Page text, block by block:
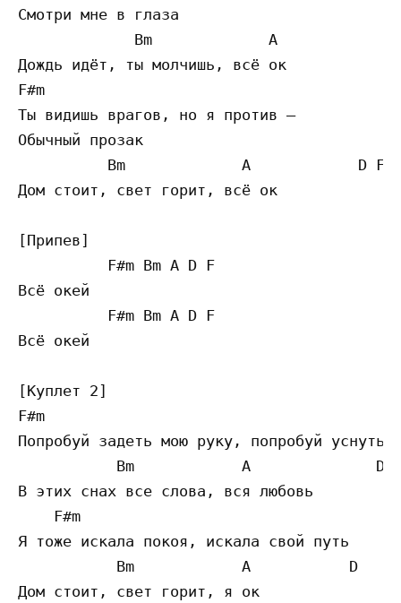
Смотри мне в глаза
Bm             A
Дождь идёт, ты молчишь, всё ок
F#m
Ты видишь врагов, но я против —
Обычный прозак
          Bm             A            D F
Дом стоит, свет горит, всё ок
[Припев]
          F#m Bm A D F
Всё окей
          F#m Bm A D F
Всё окей
[Куплет 2]
F#m
Попробуй задеть мою руку, попробуй уснуть
Bm            A              D
В этих снах все слова, вся любовь
    F#m
Я тоже искала покоя, искала свой путь
Bm            A           D
Дом стоит, свет горит, я ок